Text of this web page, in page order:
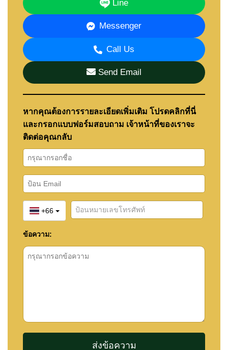
Line
Messenger
Call Us
Send Email
หากคุณต้องการรายละเอียดเพิ่มเติม โปรดคลิกที่นี่
และกรอกแบบฟอร์มสอบถาม เจ้าหน้าที่ของเราจะ
ติดต่อคุณกลับ
+66
ข้อความ: